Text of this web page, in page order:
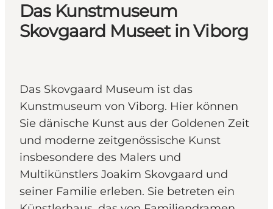
Das Kunstmuseum
Skovgaard Museet in Viborg
Das Skovgaard Museum ist das
Kunstmuseum von Viborg. Hier können
Sie dänische Kunst aus der Goldenen Zeit
und moderne zeitgenössische Kunst
insbesondere des Malers und
Multikünstlers Joakim Skovgaard und
seiner Familie erleben. Sie betreten ein